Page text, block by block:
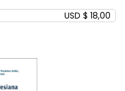
USD $ 18,00